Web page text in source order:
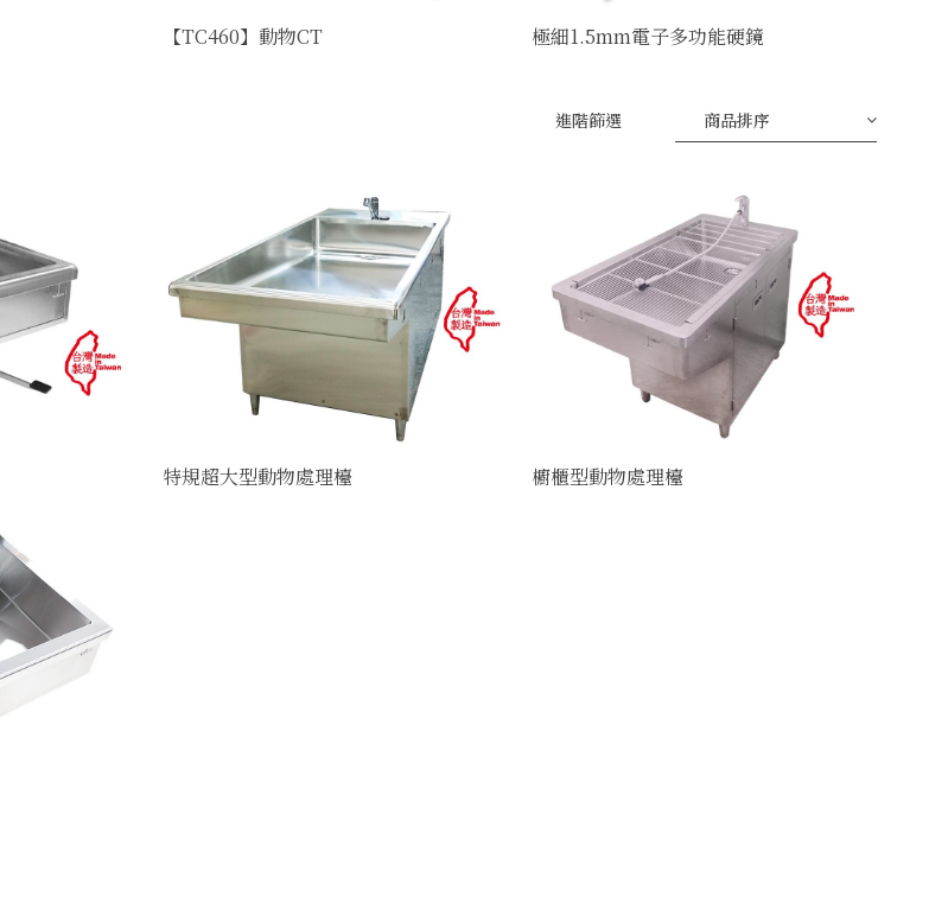
【TC460】動物CT 極細1.5mm電子多功能硬鏡
進階篩選 商品排序
特規超大型動物處理檯 櫥櫃型動物處理檯